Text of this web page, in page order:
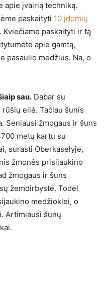
apie įvairią techniką.
paskaityti 10 įdomių
. Kviečiame paskaityti ir tą
apie gamtą,
pasaulio medžius. Na, o
sau. Dabar su
eilė. Tačiau šunis
Seniausi žmogaus ir šuns
metų kartu su
surasti Oberkaselyje,
žmonės prisijaukino
žmogaus ir šuns
žemdirbystė. Todėl
medžioklei, o
Artimiausi šunų